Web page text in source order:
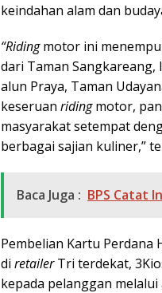
keindahan alam dan
“Ridingmotor ini
dari Taman
alun Praya, Taman
keseruan ridingmotor,
masyarakat setempat
berbagai sajian kuliner,”
Baca Juga : BPS Catat
Pembelian Kartu Perdana
di retailerTri terdekat,
kepada pelanggan